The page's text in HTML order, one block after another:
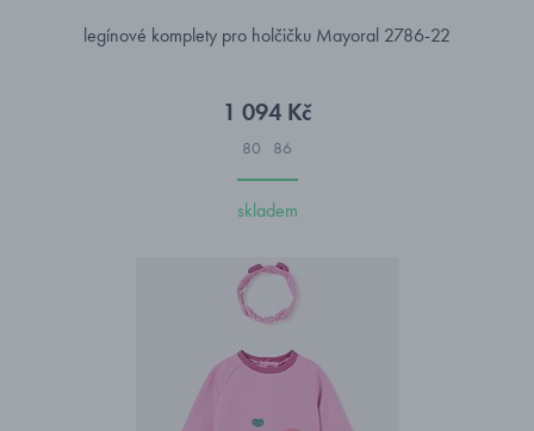
legínové komplety pro holčičku Mayoral 2786-22
1 094 Kč
80 86
skladem